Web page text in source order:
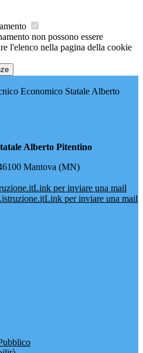
non possono essere
l'elenco nella pagina della cookie
Economico Statale Alberto
Alberto Pitentino
Mantova (MN)
Link per inviare una mail
Link per inviare una mail